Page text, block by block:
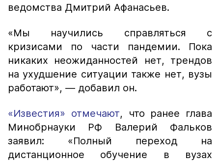
ведомства Дмитрий Афанасьев.
«Мы научились справляться с
кризисами по части пандемии. Пока
никаких неожиданностей нет, трендов
на ухудшение ситуации также нет, вузы
работают», — добавил он.
«Известия» отмечают, что ранее глава
Минобрнауки РФ Валерий Фальков
заявил: «Полный переход на
дистанционное обучение в вузах